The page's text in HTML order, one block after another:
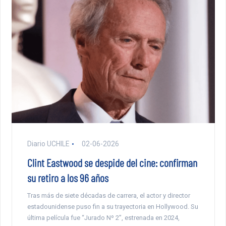
Diario UCHILE 02-06-2026
Clint Eastwood se despide del cine: confirman
su retiro a los 96 años
Tras más de siete décadas de carrera, el actor y director
estadounidense puso fin a su trayectoria en Hollywood. Su
última película fue “Jurado Nº 2”, estrenada en 2024,